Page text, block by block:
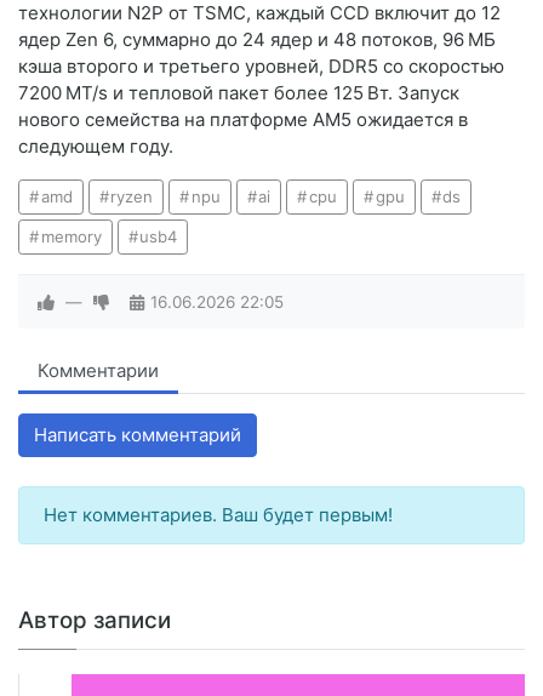
технологии N2P от TSMC, каждый CCD включит до 12
ядер Zen 6, суммарно до 24 ядер и 48 потоков, 96 МБ
кэша второго и третьего уровней, DDR5 со скоростью
7200 MT/s и тепловой пакет более 125 Вт. Запуск
нового семейства на платформе AM5 ожидается в
следующем году.
amd ryzen npu ai cpu gpu ds
memory usb4
— 16.06.2026 22:05
Комментарии
Написать комментарий
Нет комментариев. Ваш будет первым!
Автор записи